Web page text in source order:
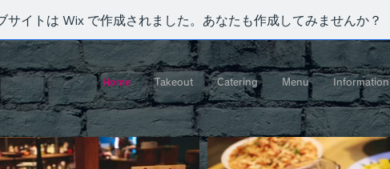
サイトは Wix で作成されました。あなたも作成してみませんか？
Home Takeout Catering Menu Information